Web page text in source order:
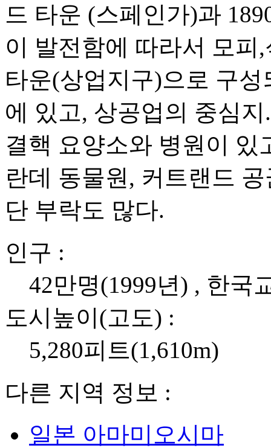
드 타운 (스페인가)과
이 발전함에 따라서 모피
타운(상업지구)으로 구
에 있고, 상공업의 중심
결핵 요양소와 병원이 있
란데 동물원, 커트랜드
단 부락도 많다.
인구 :
42만명(1999년) , 한국
도시높이(고도) :
5,280피트(1,610m)
다른 지역 정보 :
일본 아마미오시마